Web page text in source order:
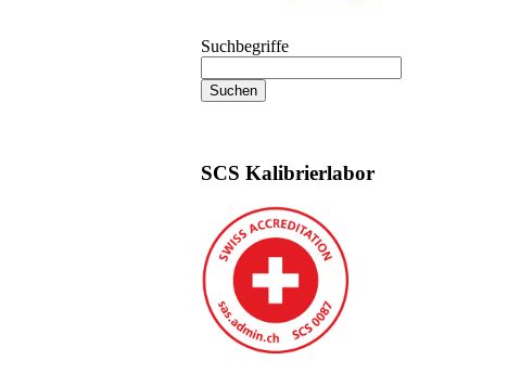
Suchbegriffe
SCS Kalibrierlabor